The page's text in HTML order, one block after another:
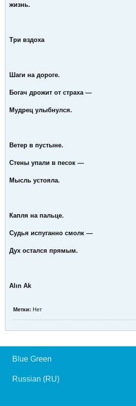
жизнь.
Три вздоха
Шаги на дороге.
Богач дрожит от страха —
Мудрец улыбнулся.
Ветер в пустыне.
Стены упали в песок —
Мысль устояла.
Капля на пальце.
Судья испуганно смолк —
Дух остался прямым.
Alın Ak
Метки: Нет
Blue Green
Russian (RU)